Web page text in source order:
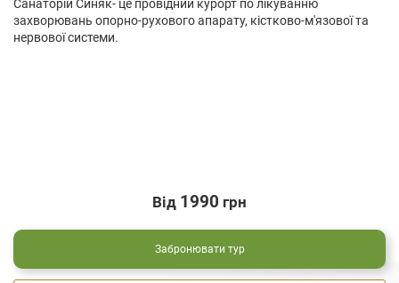
Санаторій Синяк- це провідний курорт по лікуванню
захворювань опорно-рухового апарату, кістково-м'язової та
нервової системи.
Від 1990 грн
Забронювати тур